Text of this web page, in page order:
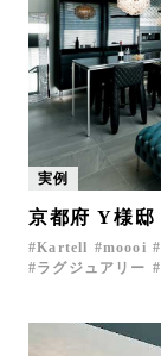
実例
京都府 Y様邸
Kartell moooi
ラグジュアリー